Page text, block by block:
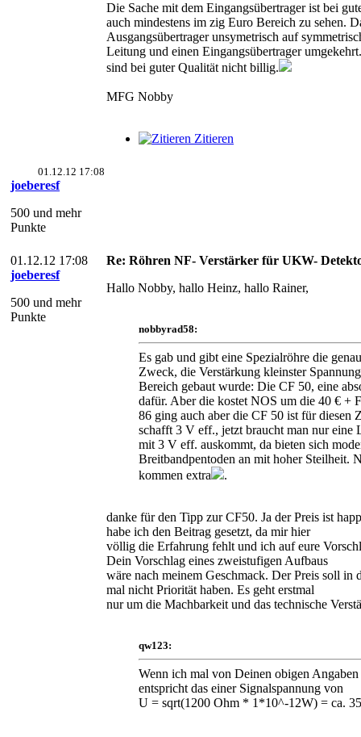
Die Sache mit dem Eingangsübertrager ist bei
auch mindestens im zig Euro Bereich zu sehen.
Ausgangsübertrager unsymetrisch auf
Leitung und einen Eingangsübertrager
sind bei guter Qualität nicht billig.
MFG Nobby
Zitieren
01.12.12 17:08
joeberesf
500 und mehr
Punkte
01.12.12 17:08
joeberesf
500 und mehr
Punkte
Re: Röhren NF- Verstärker für UKW-
Hallo Nobby, hallo Heinz, hallo Rainer,
nobbyrad58:
Es gab und gibt eine Spezialröhre die
Zweck, die Verstärkung kleinster
Bereich gebaut wurde: Die CF 50, eine
dafür. Aber die kostet NOS um die 40 € +
86 ging auch aber die CF 50 ist für diesen
schafft 3 V eff., jetzt braucht man nur eine
mit 3 V eff. auskommt, da bieten sich
Breitbandpentoden an mit hoher Steilheit.
kommen extra
.
danke für den Tipp zur CF50. Ja der Preis ist
habe ich den Beitrag gesetzt, da mir hier
völlig die Erfahrung fehlt und ich auf eure
Dein Vorschlag eines zweistufigen Aufbaus
wäre nach meinem Geschmack. Der Preis soll in
mal nicht Priorität haben. Es geht erstmal
nur um die Machbarkeit und das technische
qw123:
Wenn ich mal von Deinen obigen Angaben
entspricht das einer Signalspannung von
U = sqrt(1200 Ohm * 1*10^-12W) = ca.